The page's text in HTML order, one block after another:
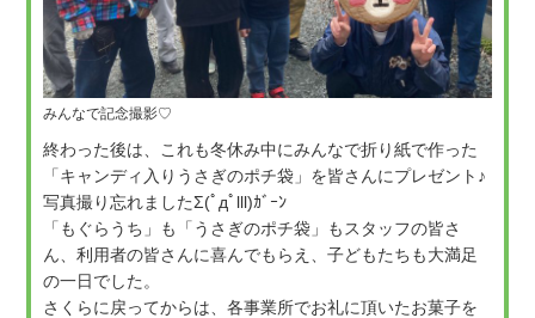
みんなで記念撮影♡
終わった後は、これも冬休み中にみんなで折り紙で作った
「キャンディ入りうさぎのポチ袋」を皆さんにプレゼント♪
写真撮り忘れましたΣ(ﾟдﾟlll)ｶﾞｰﾝ
「もぐらうち」も「うさぎのポチ袋」もスタッフの皆さ
ん、利用者の皆さんに喜んでもらえ、子どもたちも大満足
の一日でした。
さくらに戻ってからは、各事業所でお礼に頂いたお菓子を